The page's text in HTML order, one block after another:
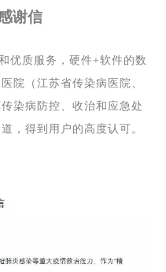
谢信
优质服务，硬件+软件的数
院（江苏省传染病医院、
染病防控、收治和应急处
，得到用户的高度认可。